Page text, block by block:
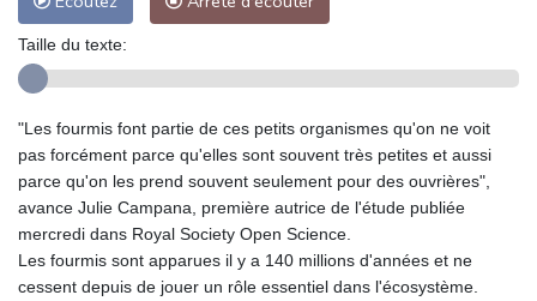
Taille du texte:
"Les fourmis font partie de ces petits organismes qu'on ne voit
pas forcément parce qu'elles sont souvent très petites et aussi
parce qu'on les prend souvent seulement pour des ouvrières",
avance Julie Campana, première autrice de l'étude publiée
mercredi dans Royal Society Open Science.
Les fourmis sont apparues il y a 140 millions d'années et ne
cessent depuis de jouer un rôle essentiel dans l'écosystème.